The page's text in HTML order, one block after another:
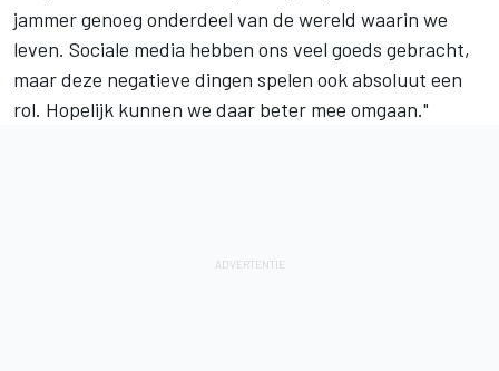
jammer genoeg onderdeel van de wereld waarin we
leven. Sociale media hebben ons veel goeds gebracht,
maar deze negatieve dingen spelen ook absoluut een
rol. Hopelijk kunnen we daar beter mee omgaan."